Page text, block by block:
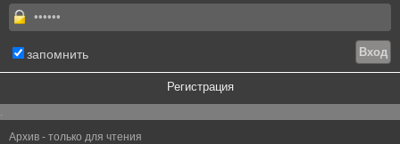
запомнить
Регистрация
.
Архив - только для чтения